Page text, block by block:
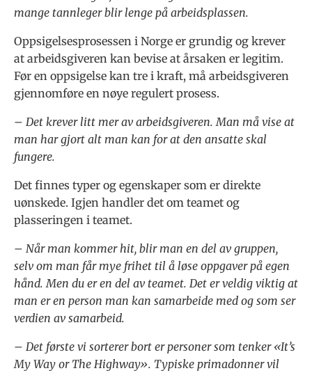
mange tannleger blir lenge på arbeidsplassen.
Oppsigelsesprosessen i Norge er grundig og krever
at arbeidsgiveren kan bevise at årsaken er legitim.
Før en oppsigelse kan tre i kraft, må arbeidsgiveren
gjennomføre en nøye regulert prosess.
– Det krever litt mer av arbeidsgiveren. Man må vise at
man har gjort alt man kan for at den ansatte skal
fungere.
Det finnes typer og egenskaper som er direkte
uønskede. Igjen handler det om teamet og
plasseringen i teamet.
– Når man kommer hit, blir man en del av gruppen,
selv om man får mye frihet til å løse oppgaver på egen
hånd. Men du er en del av teamet. Det er veldig viktig at
man er en person man kan samarbeide med og som ser
verdien av samarbeid.
– Det første vi sorterer bort er personer som tenker «It’s
My Way or The Highway». Typiske primadonner vil